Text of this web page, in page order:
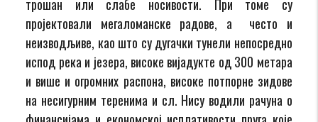
трошан или слабе носивости. При томе су
пројектовали мегаломанске радове, а често и
неизводљиве, као што су дугачки тунели непосредно
испод река и језера, високе вијадукте од 300 метара
и више и огромних распона, високе потпорне зидове
на несигурним теренима и сл. Нису водили рачуна о